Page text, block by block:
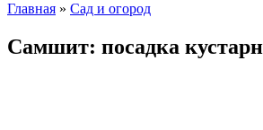
Главная » Сад и огород
Самшит: посадка